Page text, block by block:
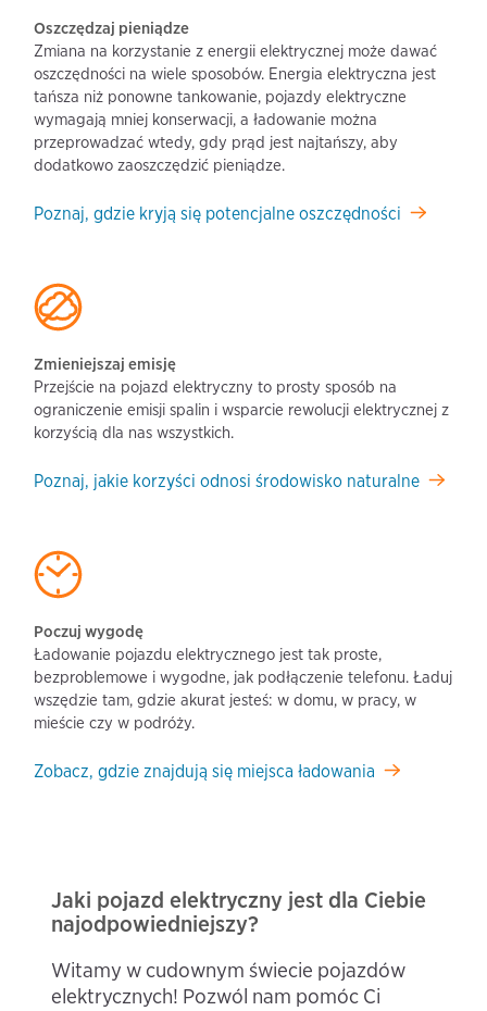
Oszczędzaj pieniądze
Zmiana na korzystanie z energii elektrycznej może dawać
oszczędności na wiele sposobów. Energia elektryczna jest
tańsza niż ponowne tankowanie, pojazdy elektryczne
wymagają mniej konserwacji, a ładowanie można
przeprowadzać wtedy, gdy prąd jest najtańszy, aby
dodatkowo zaoszczędzić pieniądze.
Poznaj, gdzie kryją się potencjalne oszczędności
Zmieniejszaj emisję
Przejście na pojazd elektryczny to prosty sposób na
ograniczenie emisji spalin i wsparcie rewolucji elektrycznej z
korzyścią dla nas wszystkich.
Poznaj, jakie korzyści odnosi środowisko naturalne
Poczuj wygodę
Ładowanie pojazdu elektrycznego jest tak proste,
bezproblemowe i wygodne, jak podłączenie telefonu. Ładuj
wszędzie tam, gdzie akurat jesteś: w domu, w pracy, w
mieście czy w podróży.
Zobacz, gdzie znajdują się miejsca ładowania
Jaki pojazd elektryczny jest dla Ciebie
najodpowiedniejszy?
Witamy w cudownym świecie pojazdów
elektrycznych! Pozwól nam pomóc Ci